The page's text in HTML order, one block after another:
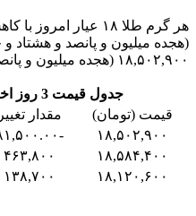
(هجده میلیون و پانصد و هشتاد
۱۸,۵۰۲,۹۰۰ (هجده میلیون و پانصد و دو هزار و نهصد ) تومان رسید.
جدول قیمت 3 روز اخیر هر گرم طلا ۱۸ عیار
قیمت (تومان)
مقدار تغییر
۱۸,۵۰۲,۹۰۰
-۸۱,۵۰۰.۰۰
۱۸,۵۸۴,۴۰۰
۴۶۳,۸۰۰
۱۸,۱۲۰,۶۰۰
۱۳۸,۷۰۰